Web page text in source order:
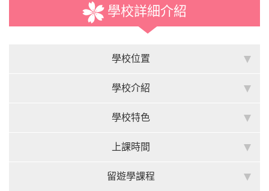
學校詳細介紹
學校位置
學校介紹
學校特色
上課時間
留遊學課程